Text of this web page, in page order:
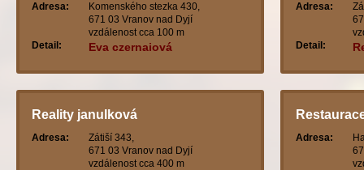
Adresa:
Komenského stezka 430,
671 03 Vranov nad Dyjí
vzdálenost cca 100 m
Detail:
Eva czernaiová
Adresa:
Detail:
Reality janulková
Adresa:
Zátiší 343,
671 03 Vranov nad Dyjí
vzdálenost cca 400 m
Adresa: